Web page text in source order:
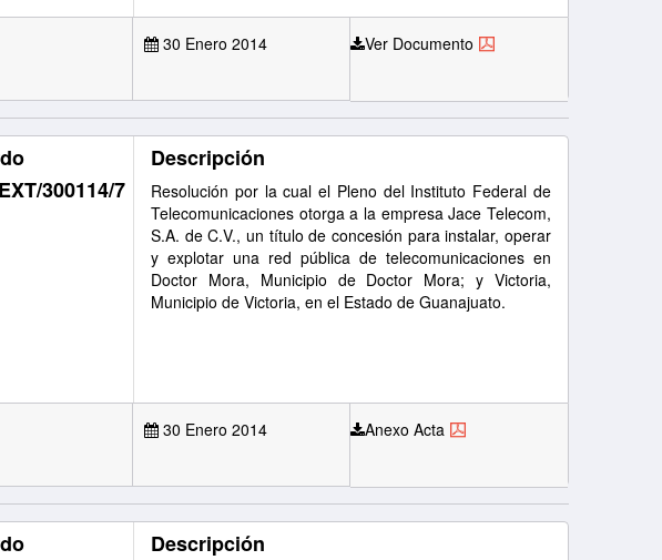
30 Enero 2014 Ver Documento
300114/7
Descripción
Resolución por la cual el Pleno del Instituto Federal de
Telecomunicaciones otorga a la empresa Jace Telecom,
S.A. de C.V., un título de concesión para instalar, operar
y explotar una red pública de telecomunicaciones en
Doctor Mora, Municipio de Doctor Mora; y Victoria,
Municipio de Victoria, en el Estado de Guanajuato.
30 Enero 2014 Anexo Acta
Descripción